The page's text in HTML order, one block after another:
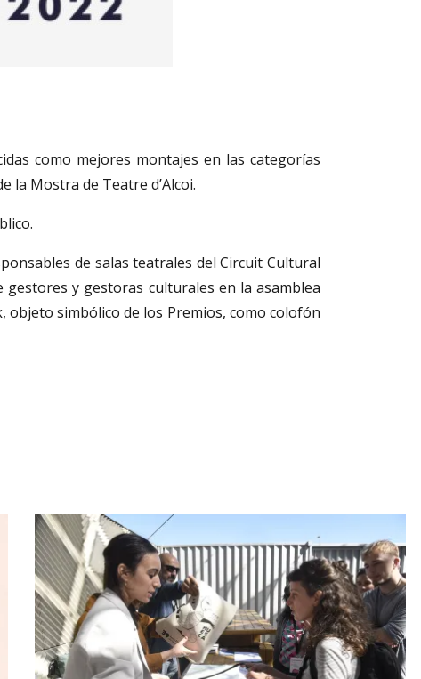
como mejores montajes en las categorías
la Mostra de Teatre d’Alcoi.
de salas teatrales del Circuit Cultural
y gestoras culturales en la asamblea
objeto simbólico de los Premios, como colofón